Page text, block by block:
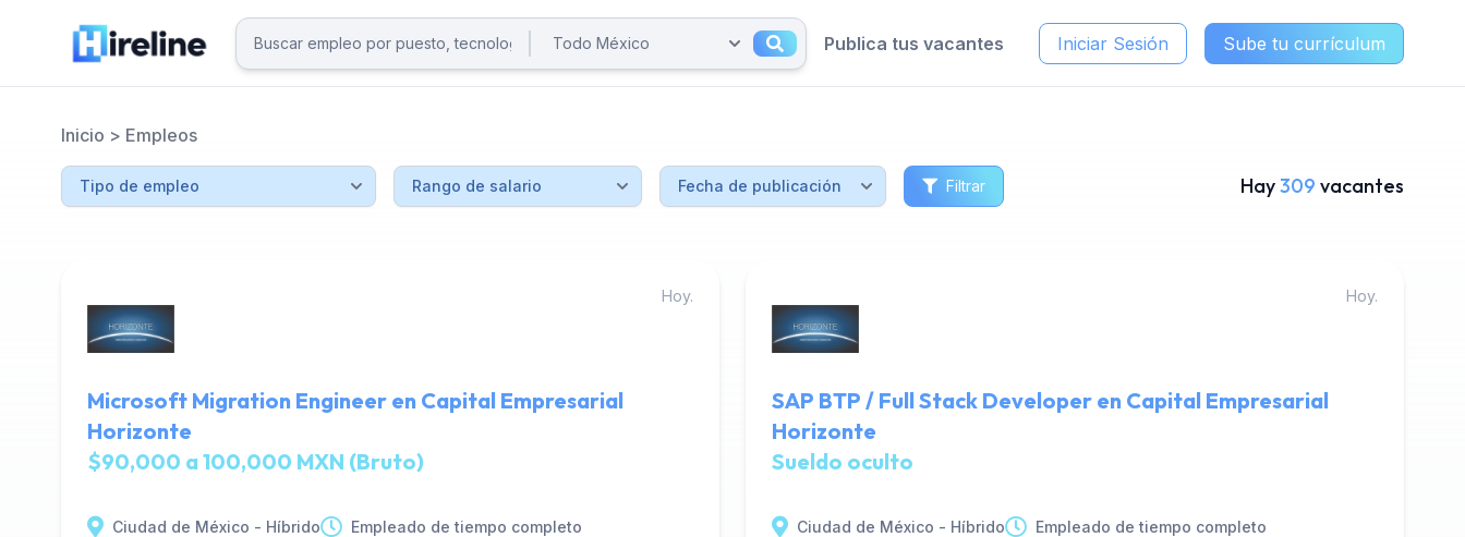
Publica tus vacantes Iniciar Sesión Sube tu currículum
Inicio > Empleos
Filtrar Hay309 vacantes
Hoy.
Microsoft Migration Engineer en Capital Empresarial
Horizonte
$90,000 a 100,000 MXN (Bruto)
Ciudad de México - Híbrido Empleado de tiempo completo
Hoy.
SAP BTP / Full Stack Developer en Capital Empresarial
Horizonte
Sueldo oculto
Ciudad de México - Híbrido Empleado de tiempo completo